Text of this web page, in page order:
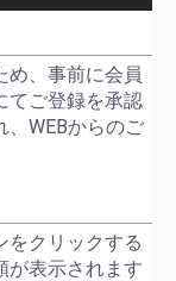
め、事前に会員
てご登録を承認
WEBからのご
をクリックする
が表示されます